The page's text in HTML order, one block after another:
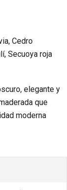
Cedro
Secuoya roja
elegante y
que
moderna